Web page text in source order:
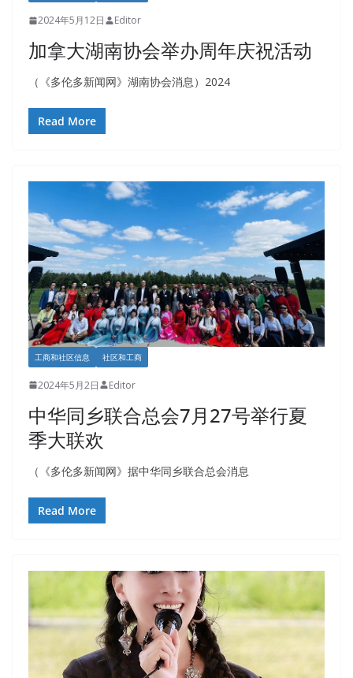
2024年5月12日 Editor
加拿大湖南协会举办周年庆祝活动
（《多伦多新闻网》湖南协会消息）2024
Read More
工商和社区信息 社区和工商
2024年5月2日 Editor
中华同乡联合总会7月27号举行夏
季大联欢
（《多伦多新闻网》据中华同乡联合总会消息
Read More